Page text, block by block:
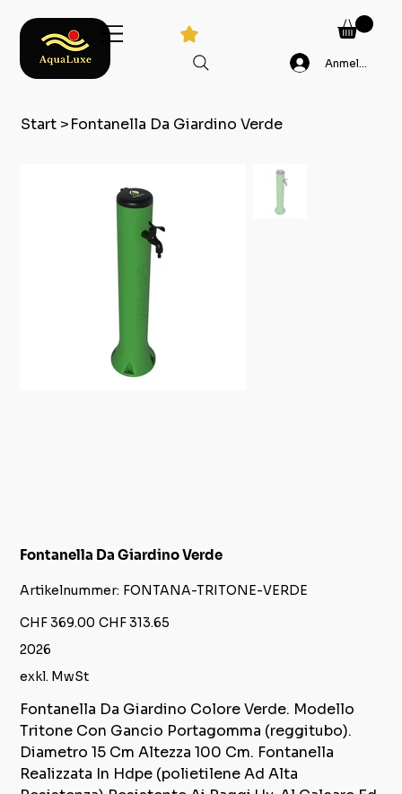
Anmelden
Start >Fontanella Da Giardino Verde
Fontanella Da Giardino Verde
Artikelnummer: Artikelnummer:
FONTANA-
VERDE
FONTANA-TRITONE-VERDE
Ursprünglicher
Preis
CHF 369.00 Angebotspreis
CHF 313.65
2026
exkl. MwSt
Fontanella Da Giardino Colore Verde. Modello
Tritone Con Gancio Portagomma (reggitubo).
Diametro 15 Cm Altezza 100 Cm. Fontanella
Realizzata In Hdpe (polietilene Ad Alta